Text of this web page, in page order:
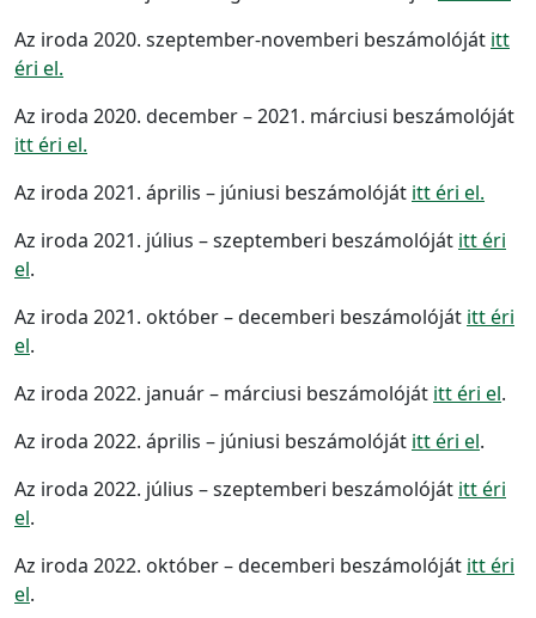
Az iroda 2020. szeptember-novemberi beszámolóját itt
éri el.
Az iroda 2020. december – 2021. márciusi beszámolóját
itt éri el.
Az iroda 2021. április – júniusi beszámolóját itt éri el.
Az iroda 2021. július – szeptemberi beszámolóját itt éri
el.
Az iroda 2021. október – decemberi beszámolóját itt éri
el.
Az iroda 2022. január – márciusi beszámolóját itt éri el.
Az iroda 2022. április – júniusi beszámolóját itt éri el.
Az iroda 2022. július – szeptemberi beszámolóját itt éri
el.
Az iroda 2022. október – decemberi beszámolóját itt éri
el.